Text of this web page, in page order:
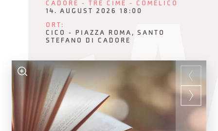
CADORE - TRE CIME - COMELICO
14. AUGUST 2026 18:00
ORT:
CICO - PIAZZA ROMA, SANTO
STEFANO DI CADORE